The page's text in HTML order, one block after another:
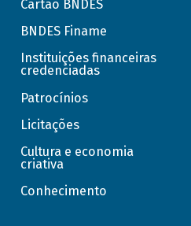
Cartão BNDES
BNDES Finame
Instituições financeiras
credenciadas
Patrocínios
Licitações
Cultura e economia
criativa
Conhecimento